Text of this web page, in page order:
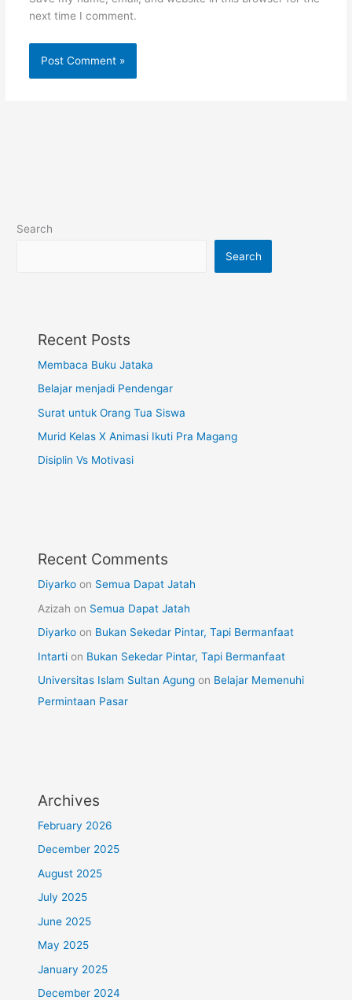
next time I comment.
Search
Search
Recent Posts
Membaca Buku Jataka
Belajar menjadi Pendengar
Surat untuk Orang Tua Siswa
Murid Kelas X Animasi Ikuti Pra Magang
Disiplin Vs Motivasi
Recent Comments
Diyarko on Semua Dapat Jatah
Azizah on Semua Dapat Jatah
Diyarko on Bukan Sekedar Pintar, Tapi Bermanfaat
Intarti on Bukan Sekedar Pintar, Tapi Bermanfaat
Universitas Islam Sultan Agung on Belajar Memenuhi
Permintaan Pasar
Archives
February 2026
December 2025
August 2025
July 2025
June 2025
May 2025
January 2025
December 2024